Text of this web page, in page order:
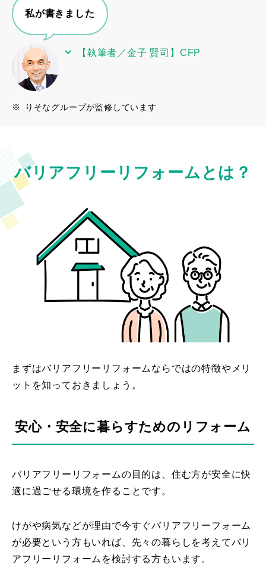
私が書きました
【執筆者／金子 賢司】CFP
※ りそなグループが監修しています
バリアフリーリフォームとは？
まずはバリアフリーリフォームならではの特徴やメリ
ットを知っておきましょう。
安心・安全に暮らすためのリフォーム
バリアフリーリフォームの目的は、住む方が安全に快
適に過ごせる環境を作ることです。
けがや病気などが理由で今すぐバリアフリーフォーム
が必要という方もいれば、先々の暮らしを考えてバリ
アフリーリフォームを検討する方もいます。